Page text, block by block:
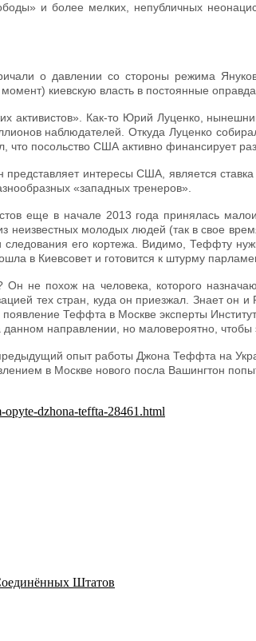
и более мелких, непубличных
о давлении со стороны режима
киевскую власть в постоянные
активистов». Как-то Юрий Луценко,
наблюдателей. Откуда Луценко
что посольство США активно финансирует
интересы США, является
«западных тренеров».
еще в начале 2013 года принялась
молодых людей (так в свое
его кортежа. Видимо, Теффту
в Киевсовет и готовится к штурму
не похож на человека, которого
тех стран, куда он приезжал. Знает он
Теффта в Москве эксперты
направлении, но маловероятно,
опыт работы Джона Теффта на
в Москве нового посла Вашингтон
dzhona-teffta-28461.html
Штатов